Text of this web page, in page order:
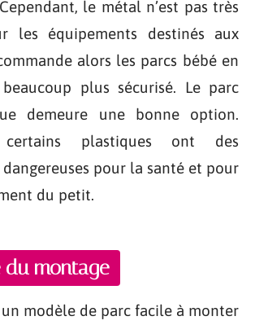
le métal n’est pas très
les équipements destinés aux
alors les parcs bébé en
plus sécurisé. Le parc
demeure une bonne option.
certains plastiques ont des
pour la santé et pour
du petit.
du montage
modèle de parc facile à monter